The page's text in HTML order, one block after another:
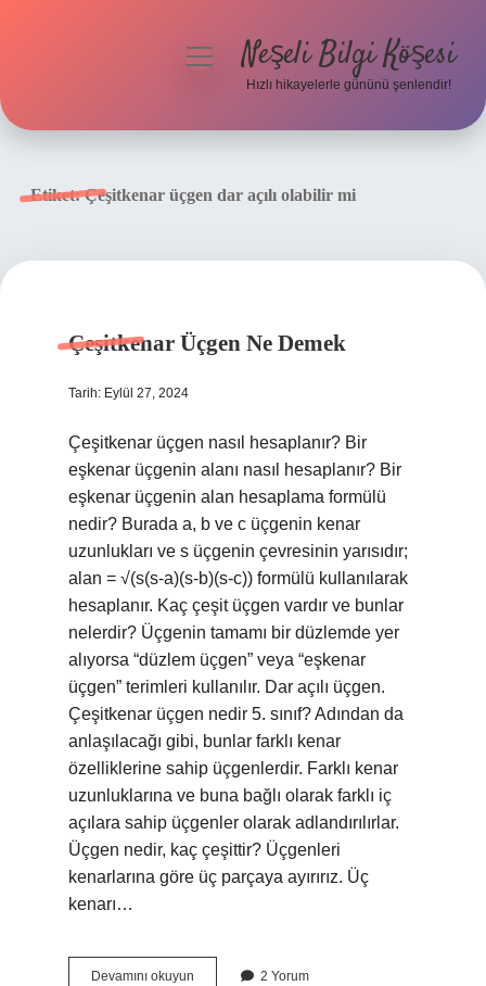
menüyüNeşeli Bilgi Köşesi
Hızlı hikayelerle gününü şenlendir!
Etiket:Çeşitkenar üçgen dar açılı olabilir mi
Çeşitkenar Üçgen Ne Demek
Tarih: Eylül 27, 2024
Çeşitkenar üçgen nasıl hesaplanır? Bir
eşkenar üçgenin alanı nasıl hesaplanır? Bir
eşkenar üçgenin alan hesaplama formülü
nedir? Burada a, b ve c üçgenin kenar
uzunlukları ve s üçgenin çevresinin yarısıdır;
alan = √(s(s-a)(s-b)(s-c)) formülü kullanılarak
hesaplanır. Kaç çeşit üçgen vardır ve bunlar
nelerdir? Üçgenin tamamı bir düzlemde yer
alıyorsa “düzlem üçgen” veya “eşkenar
üçgen” terimleri kullanılır. Dar açılı üçgen.
Çeşitkenar üçgen nedir 5. sınıf? Adından da
anlaşılacağı gibi, bunlar farklı kenar
özelliklerine sahip üçgenlerdir. Farklı kenar
uzunluklarına ve buna bağlı olarak farklı iç
açılara sahip üçgenler olarak adlandırılırlar.
Üçgen nedir, kaç çeşittir? Üçgenleri
kenarlarına göre üç parçaya ayırırız. Üç
kenarı…
Devamını okuyun Çeşitkenar 2 Yorum